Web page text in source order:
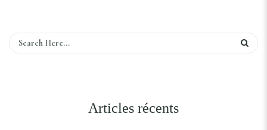
Articles récents